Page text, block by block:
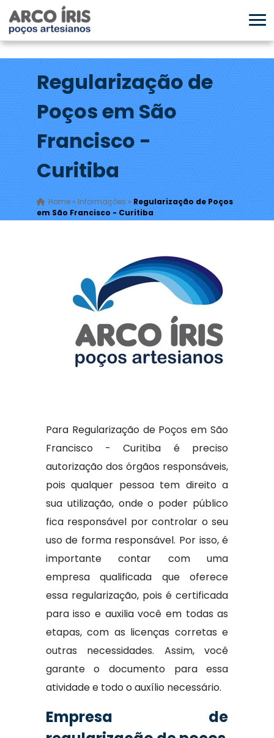
Regularização de
Poços em São
Francisco -
Curitiba
Home» Informações » Regularização de Poços
em São Francisco - Curitiba
Para Regularização de Poços em São
Francisco - Curitiba é preciso
autorização dos órgãos responsáveis,
pois qualquer pessoa tem direito a
sua utilização, onde o poder público
fica responsável por controlar o seu
uso de forma responsável. Por isso, é
importante contar com uma
empresa qualificada que oferece
essa regularização, pois é certificada
para isso e auxilia você em todas as
etapas, com as licenças corretas e
outras necessidades. Assim, você
garante o documento para essa
atividade e todo o auxílio necessário.
Empresa de